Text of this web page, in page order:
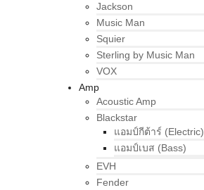
Jackson
Music Man
Squier
Sterling by Music Man
VOX
Amp
Acoustic Amp
Blackstar
แอมป์กีต้าร์ (Electric)
แอมป์เบส (Bass)
EVH
Fender